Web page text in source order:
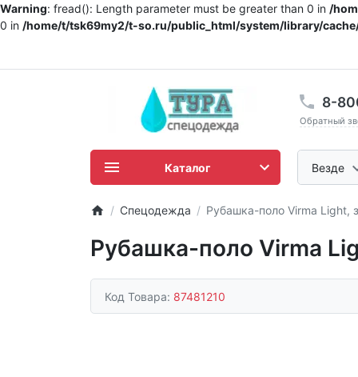
Warning: fread(): Length parameter must be greater than 0 in /
0 in /home/t/tsk69my2/t-so.ru/public_html/system/library/
8-
Обратный
Везде
Каталог
Спецодежда Рубашка-поло Virma Light,
Рубашка-поло Virma
Код Товара: 87481210